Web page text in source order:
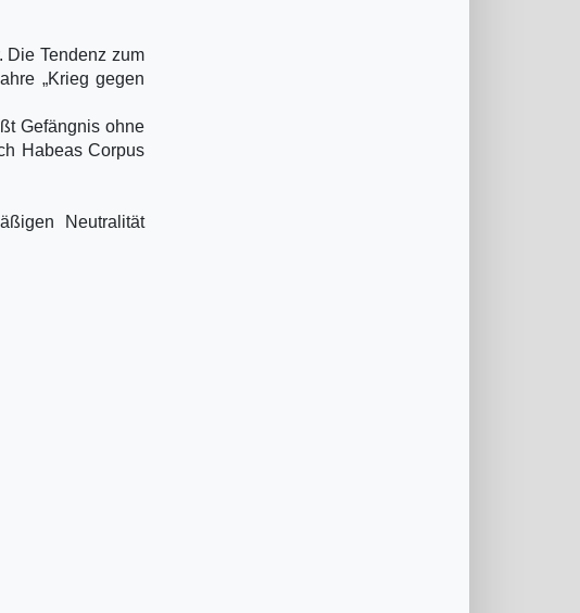
Die Tendenz zum
„Krieg gegen
Gefängnis ohne
Habeas Corpus
Neutralität